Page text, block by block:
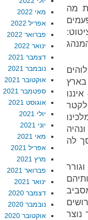
מה
לה
נוצר
מאי 2022
אפריל 2022
פברואר 2022
ינואר 2022
דצמבר 2021
נובמבר 2021
אוקטובר 2021
ספטמבר 2021
אוגוסט 2021
יולי 2021
יוני 2021
מאי 2021
אפריל 2021
מרץ 2021
פברואר 2021
ינואר 2021
דצמבר 2020
נובמבר 2020
אוקטובר 2020